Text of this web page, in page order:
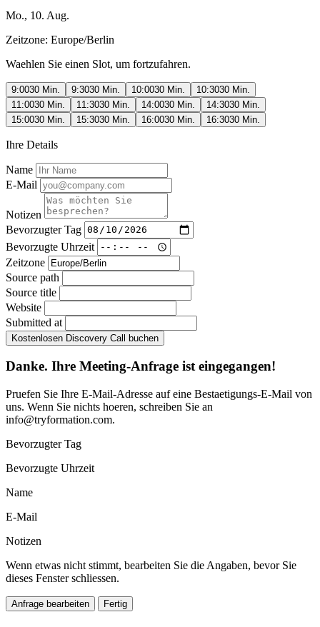
Mo., 10. Aug.
Zeitzone: Europe/Berlin
Waehlen Sie einen Slot, um fortzufahren.
9:0030 Min. 9:3030 Min. 10:0030 Min. 10:3030 Min.
11:0030 Min. 11:3030 Min. 14:0030 Min. 14:3030 Min.
15:0030 Min. 15:3030 Min. 16:0030 Min. 16:3030 Min.
Ihre Details
Name
E-Mail
Notizen
Bevorzugter Tag
Bevorzugte Uhrzeit
Zeitzone
Source path
Source title
Website
Submitted at
Kostenlosen Discovery Call buchen
Danke. Ihre Meeting-Anfrage ist eingegangen!
Pruefen Sie Ihre E-Mail-Adresse auf eine Bestaetigungs-E-Mail von
uns. Wenn Sie nichts hoeren, schreiben Sie an
info@tryformation.com.
Bevorzugter Tag
Bevorzugte Uhrzeit
Name
E-Mail
Notizen
Wenn etwas nicht stimmt, bearbeiten Sie die Angaben, bevor Sie
dieses Fenster schliessen.
Anfrage bearbeiten Fertig